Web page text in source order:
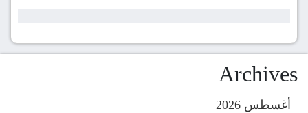
Archives
أغسطس 2026